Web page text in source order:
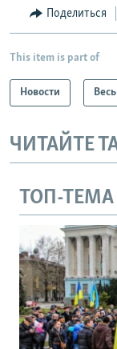
Поделиться
This item is part of
Новости
ЧИТАЙТЕ
ТОП-ТЕМА